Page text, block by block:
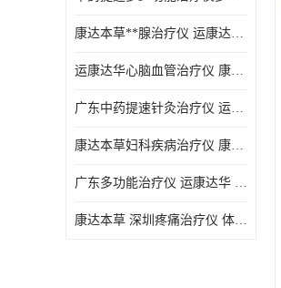
康达本草**腺治疗仪 运康达华 开发新顾客用仪器
运康达华心脑血管治疗仪 康达本草 体验店仪器
广东中药提速针灸治疗仪 运康达华 会销店锁定顾客用仪器
康达本草妇科疾病治疗仪 康达本草 体验店仪器
广东多功能治疗仪 运康达华 深圳运康达华科技有限公司
康达本草 深圳疼痛治疗仪 体验店仪器